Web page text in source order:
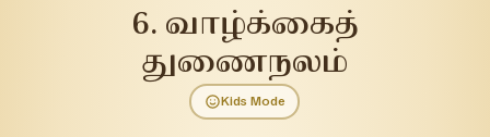
6.வாழ்க்கைத்
துணைநலம்
Kids Mode